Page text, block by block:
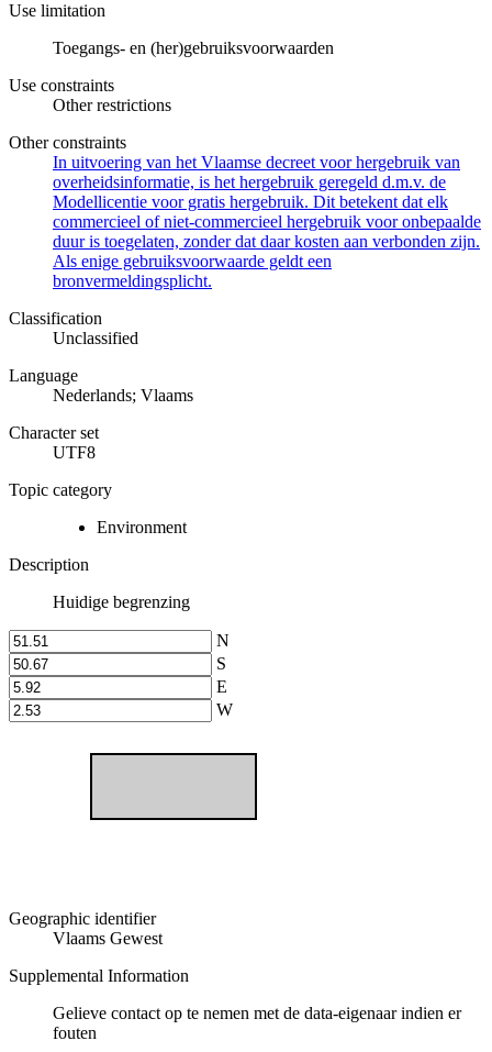
Use limitation
Toegangs- en (her)gebruiksvoorwaarden
Use constraints
Other restrictions
Other constraints
In uitvoering van het Vlaamse decreet voor hergebruik van
overheidsinformatie, is het hergebruik geregeld d.m.v. de
Modellicentie voor gratis hergebruik. Dit betekent dat elk
commercieel of niet-commercieel hergebruik voor onbepaalde
duur is toegelaten, zonder dat daar kosten aan verbonden zijn.
Als enige gebruiksvoorwaarde geldt een
bronvermeldingsplicht.
Classification
Unclassified
Language
Nederlands; Vlaams
Character set
UTF8
Topic category
Environment
Description
Huidige begrenzing
N
S
E
W
Geographic identifier
Vlaams Gewest
Supplemental Information
Gelieve contact op te nemen met de data-eigenaar indien er
fouten